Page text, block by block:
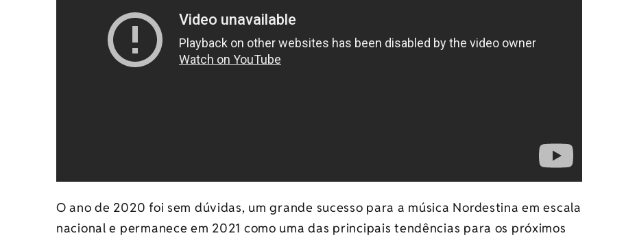
O ano de 2020 foi sem dúvidas, um grande sucesso para a música Nordestina em escala
nacional e permanece em 2021 como uma das principais tendências para os próximos